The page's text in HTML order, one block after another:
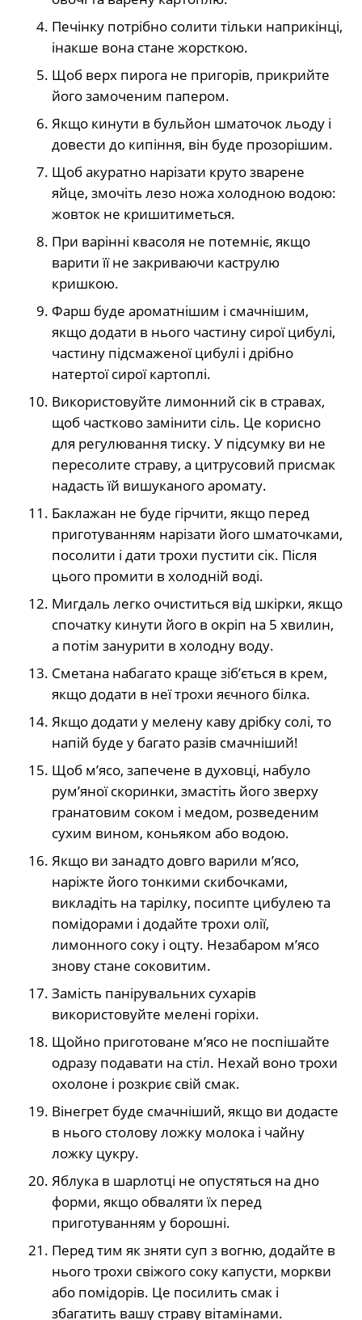
Печінку потрібно солити тільки наприкінці,
інакше вона стане жорсткою.
Щоб верх пирога не пригорів, прикрийте
його замоченим папером.
Якщо кинути в бульйон шматочок льоду і
довести до кипіння, він буде прозорішим.
Щоб акуратно нарізати круто зварене
яйце, змочіть лезо ножа холодною водою:
жовток не кришитиметься.
При варінні квасоля не потемніє, якщо
варити її не закриваючи каструлю
кришкою.
Фарш буде ароматнішим і смачнішим,
якщо додати в нього частину сирої цибулі,
частину підсмаженої цибулі і дрібно
натертої сирої картоплі.
Використовуйте лимонний сік в стравах,
щоб частково замінити сіль. Це корисно
для регулювання тиску. У підсумку ви не
пересолите страву, а цитрусовий присмак
надасть їй вишуканого аромату.
Баклажан не буде гірчити, якщо перед
приготуванням нарізати його шматочками,
посолити і дати трохи пустити сік. Після
цього промити в холодній воді.
Мигдаль легко очиститься від шкірки, якщо
спочатку кинути його в окріп на 5 хвилин,
а потім занурити в холодну воду.
Сметана набагато краще зіб’ється в крем,
якщо додати в неї трохи яєчного білка.
Якщо додати у мелену каву дрібку солі, то
напій буде у багато разів смачніший!
Щоб м’ясо, запечене в духовці, набуло
рум’яної скоринки, змастіть його зверху
гранатовим соком і медом, розведеним
сухим вином, коньяком або водою.
Якщо ви занадто довго варили м’ясо,
наріжте його тонкими скибочками,
викладіть на тарілку, посипте цибулею та
помідорами і додайте трохи олії,
лимонного соку і оцту. Незабаром м’ясо
знову стане соковитим.
Замість панірувальних сухарів
використовуйте мелені горіхи.
Щойно приготоване м’ясо не поспішайте
одразу подавати на стіл. Нехай воно трохи
охолоне і розкриє свій смак.
Вінегрет буде смачніший, якщо ви додасте
в нього столову ложку молока і чайну
ложку цукру.
Яблука в шарлотці не опустяться на дно
форми, якщо обваляти їх перед
приготуванням у борошні.
Перед тим як зняти суп з вогню, додайте в
нього трохи свіжого соку капусти, моркви
або помідорів. Це посилить смак і
збагатить вашу страву вітамінами.